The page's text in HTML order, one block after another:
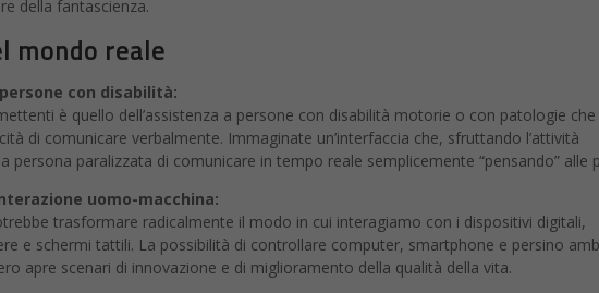
della fantascienza.
mondo reale
con disabilità:
è quello dell’assistenza a persone con disabilità motorie o con patologie che
di comunicare verbalmente. Immaginate un’interfaccia che, sfruttando l’attività
persona paralizzata di comunicare in tempo reale semplicemente “pensando” alle
uomo-macchina:
trasformare radicalmente il modo in cui interagiamo con i dispositivi digitali,
e schermi tattili. La possibilità di controllare computer, smartphone e persino
apre scenari di innovazione e di miglioramento della qualità della vita.